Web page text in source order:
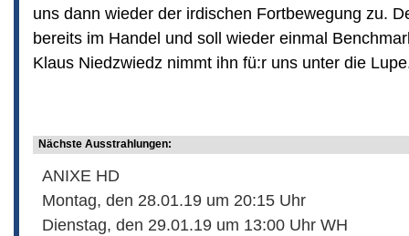
uns dann wieder der irdischen Fortbewegung zu.
bereits im Handel und soll wieder einmal
Klaus Niedzwiedz nimmt ihn fü:r uns unter die
Nächste Ausstrahlungen:
ANIXE HD
Montag, den 28.01.19 um 20:15 Uhr
Dienstag, den 29.01.19 um 13:00 Uhr WH